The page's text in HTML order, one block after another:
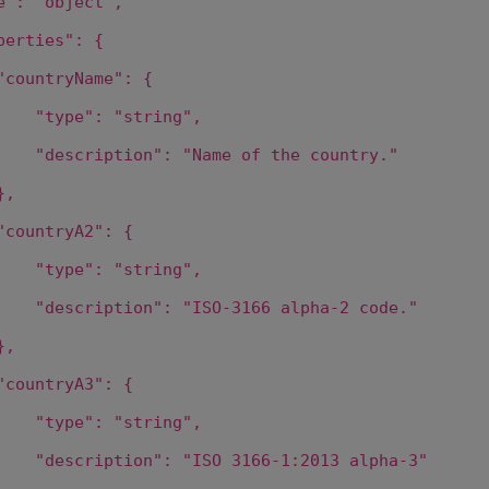
www.firstcashsolution.de
Anbieter Zweck
nachzuverfolgen, welche Seiten angesehen
: {
: {
"type" : "string" ,
"description" :
"Name of the country."
: {
"type" : "string" ,
"description" :
"ISO-3166 alpha-2 code."
: {
"type" : "string" ,
"description" :
"ISO 3166-1:2013 alpha-3"